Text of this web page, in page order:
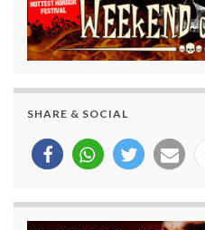
SHARE & SOCIAL